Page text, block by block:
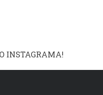
INSTAGRAMA!